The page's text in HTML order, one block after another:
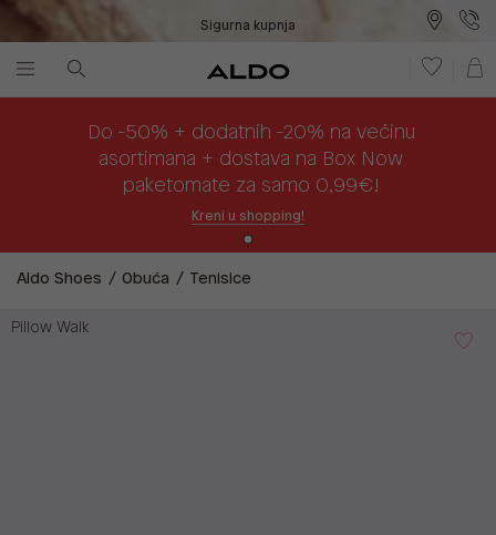
Sigurna kupnja
Do -50% + dodatnih -20% na većinu
asortimana + dostava na Box Now
paketomate za samo 0,99€!
Kreni u shopping!
Aldo Shoes Obuća Tenisice
Pillow Walk